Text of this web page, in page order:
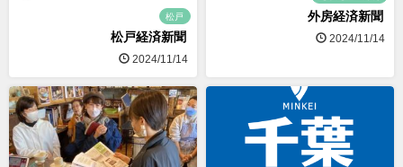
松戸
松戸経済新聞
2024/11/14
外房経済新聞
2024/11/14